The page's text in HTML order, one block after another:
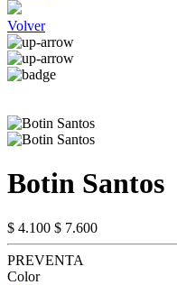
Volver
Botin Santos
$ 4.100 $ 7.600
PREVENTA
Color